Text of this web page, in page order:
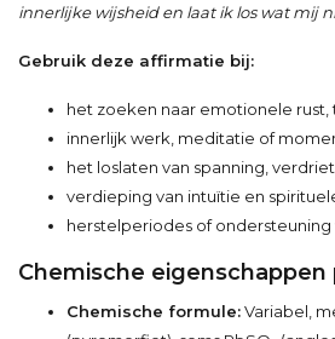
innerlijke wijsheid en laat ik los wat mij
Gebruik deze affirmatie bij:
het zoeken naar emotionele rust,
innerlijk werk, meditatie of
het loslaten van spanning,
verdieping van intuïtie en
herstelperiodes of ondersteuning
Chemische
Chemische formule:Variabel,